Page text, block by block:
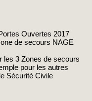
Ouvertes 2017
de secours NAGE
les 3 Zones de secours
pour les autres
Sécurité Civile